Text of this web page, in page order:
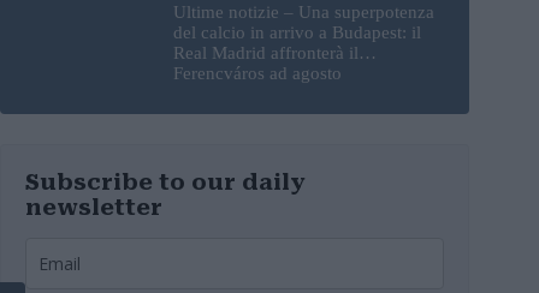
Ultime notizie – Una superpotenza
del calcio in arrivo a Budapest: il
Real Madrid affronterà il
Ferencváros ad agosto
Subscribe to our daily
newsletter